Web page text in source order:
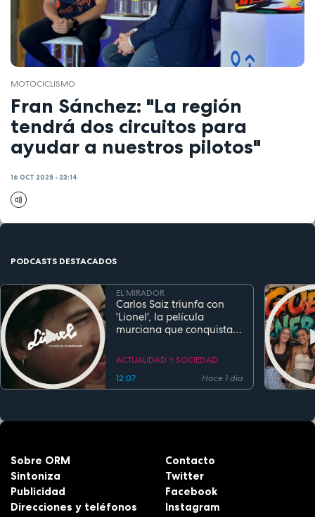
MOTOCICLISMO
Fran Sánchez: "La región
tendrá dos circuitos para
ayudar a nuestros pilotos"
16 OCT 2025 - 23:14
PODCASTS DESTACADOS
EL MIRADOR
Carlos Saiz triunfa con
'Lionel', la película
murciana que conquista
estreno
ACTUALIDAD Y SOCIEDAD
12:07
Hace 1 día
Sobre ORM
Sintoniza
Publicidad
Direcciones y teléfonos
Contacto
Twitter
Facebook
Instagram